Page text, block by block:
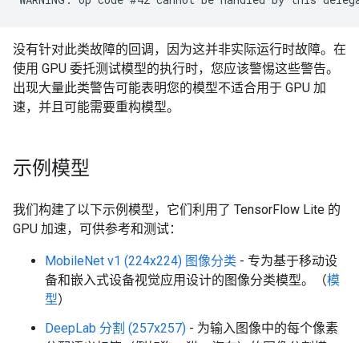
没有针对此类故障的回调，因为这并非实际运行时故障。在
使用 GPU 委托测试模型的执行时，您应该警惕这些警告。
出现大量此类警告可能表明您的模型不适合用于 GPU 加
速，并且可能需要重构模型。
示例模型
我们构建了以下示例模型，它们利用了 TensorFlow Lite 的
GPU 加速，可供参考和测试：
MobileNet v1 (224x224) 图像分类 - 专为基于移动设
备和嵌入式设备视觉应用设计的图像分类模型。（模
型）
DeepLab 分割 (257x257) - 为输入图像中的每个像素